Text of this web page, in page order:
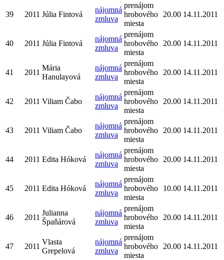
39 2011 Júlia Fintová
nájomná
zmluva
prenájom
hrobového
miesta
20.00 14.11.2011
40 2011 Júlia Fintová
nájomná
zmluva
prenájom
hrobového
miesta
20.00 14.11.2011
41 2011
Mária
Hanulayová
nájomná
zmluva
prenájom
hrobového
miesta
20.00 14.11.2011
42 2011 Viliam Čabo
nájomná
zmluva
prenájom
hrobového
miesta
20.00 14.11.2011
43 2011 Viliam Čabo
nájomná
zmluva
prenájom
hrobového
miesta
20.00 14.11.2011
44 2011 Edita Hóková
nájomná
zmluva
prenájom
hrobového
miesta
20.00 14.11.2011
45 2011 Edita Hóková
nájomná
zmluva
prenájom
hrobového
miesta
10.00 14.11.2011
46 2011
Julianna
Špaňárová
nájomná
zmluva
prenájom
hrobového
miesta
20.00 14.11.2011
47 2011
Vlasta
Grepelová
nájomná
zmluva
prenájom
hrobového
miesta
20.00 14.11.2011